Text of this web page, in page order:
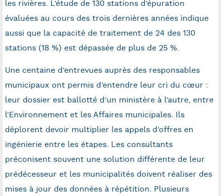
les rivières. L’étude de 130 stations d’épuration
évaluées au cours des trois dernières années indique
aussi que la capacité de traitement de 24 des 130
stations (18 %) est dépassée de plus de 25 %.
Une centaine d’entrevues auprès des responsables
municipaux ont permis d’entendre leur cri du cœur :
leur dossier est ballotté d’un ministère à l’autre, entre
l’Environnement et les Affaires municipales. Ils
déplorent devoir multiplier les appels d’offres en
ingénierie entre les étapes. Les consultants
préconisent souvent une solution différente de leur
prédécesseur et les municipalités doivent réaliser des
mises à jour des données à répétition. Plusieurs